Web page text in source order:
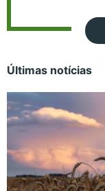
Últimas notícias